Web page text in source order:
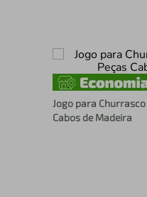
Jogo para
Cabos de Madeira